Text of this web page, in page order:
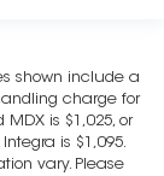
shown include a
charge for
MDX is $1,025, or
is $1,095.
vary. Please